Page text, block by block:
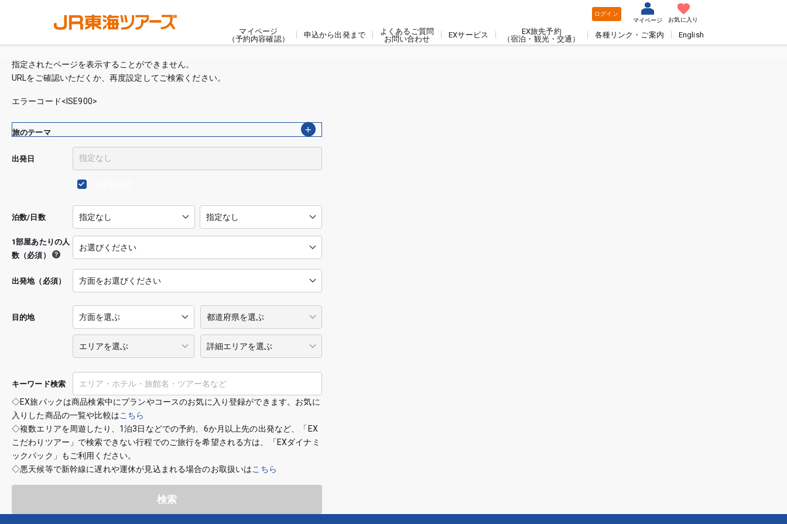
ログイン
マイページ
お気に入り
マイページ
（予約内容確認）
申込から出発まで
よくあるご質問
お問い合わせ
EXサービス
EX旅先予約
（宿泊・観光・交通）
各種リンク・ご案内 English
指定されたページを表示することができません。
URLをご確認いただくか、再度設定してご検索ください。
エラーコード<ISE900>
出発地（必須）
出発日
泊数/日数
1部屋あたりの人
数（必須）
目的地
キーワード検索
旅のテーマ
◇EX旅パックは商品検索中にプランやコースのお気に入り登録ができます。お気に
入りした商品の一覧や比較はこちら
◇複数エリアを周遊したり、1泊3日などでの予約、6か月以上先の出発など、「EX
こだわりツアー」で検索できない行程でのご旅行を希望される方は、「EXダイナミ
ックパック」もご利用ください。
◇悪天候等で新幹線に遅れや運休が見込まれる場合のお取扱いはこちら
検索